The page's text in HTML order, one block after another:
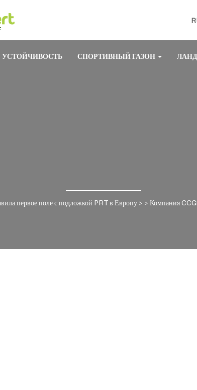
УСТОЙЧИВОСТЬ СПОРТИВНЫЙ ГАЗОН
первое поле с подложкой PRT в Европу > > Компания